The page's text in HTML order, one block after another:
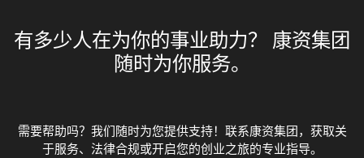
有多少人在为你的事业助力？ 康资集团
随时为你服务。
需要帮助吗？我们随时为您提供支持！联系康资集团，获取关
于服务、法律合规或开启您的创业之旅的专业指导。